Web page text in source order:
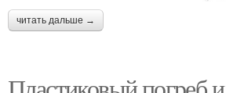
читать дальше →